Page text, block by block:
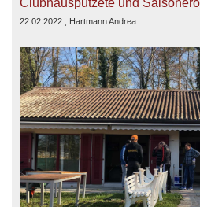
Clubhausputzete und
22.02.2022 , Hartmann Andrea